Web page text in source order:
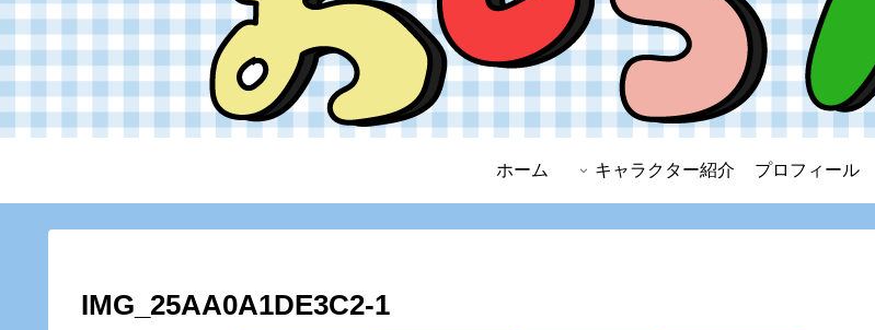
ホーム キャラクター紹介 プロフィール
IMG_25AA0A1DE3C2-1